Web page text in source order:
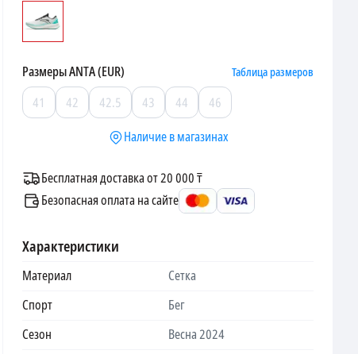
РазмерыANTA (EUR) Таблица размеров
41 42 42.5 43 44
46
Наличие в магазинах
Бесплатная доставка от 20 000 ₸
Безопасная оплата на сайте
Характеристики
Материал
Сетка
Спорт
Бег
Сезон
Весна 2024